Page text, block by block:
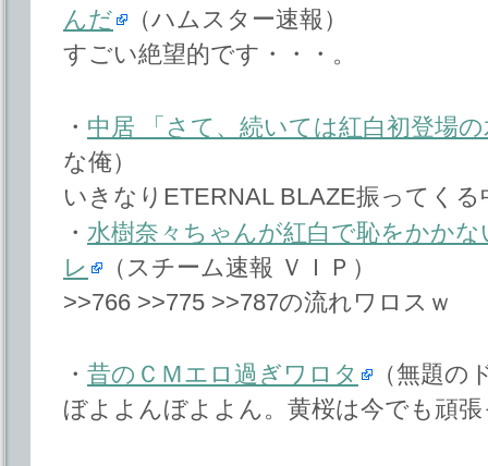
んだ
（ハムスター速報）
すごい絶望的です・・・。
・ 中居 「さて、続いては紅白初登場
な俺）
いきなりETERNAL BLAZE振ってく
・ 水樹奈々ちゃんが紅白で恥をかか
レ
（スチーム速報 ＶＩＰ）
>>766 >>775 >>787の流れワロスｗ
・ 昔のＣＭエロ過ぎワロタ
（無題の
ぼよよんぼよよん。黄桜は今でも頑